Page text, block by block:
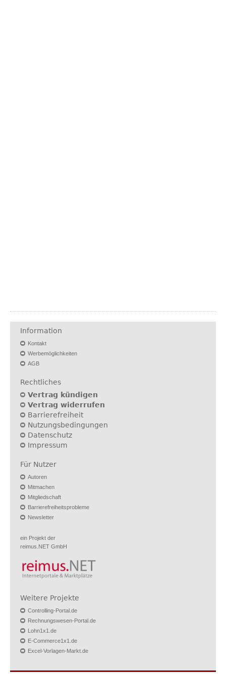
Information
Kontakt
Werbemöglichkeiten
AGB
Rechtliches
Vertrag kündigen
Vertrag widerrufen
Barrierefreiheit
Nutzungsbedingungen
Datenschutz
Impressum
Für Nutzer
Autoren
Mitmachen
Mitgliedschaft
Barrierefreiheitsprobleme
Newsletter
ein Projekt der
reimus.NET GmbH
Weitere Projekte
Controlling-Portal.de
Rechnungswesen-Portal.de
Lohn1x1.de
E-Commerce1x1.de
Excel-Vorlagen-Markt.de